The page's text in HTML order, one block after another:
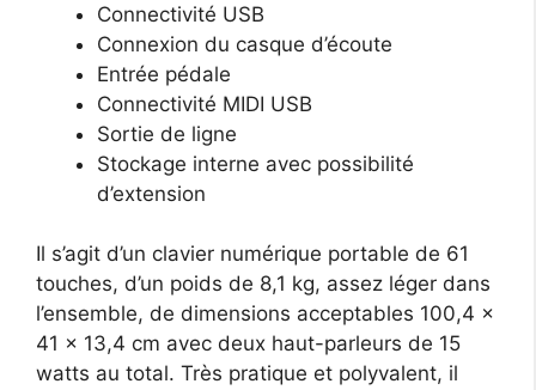
Connectivité USB
Connexion du casque d’écoute
Entrée pédale
Connectivité MIDI USB
Sortie de ligne
Stockage interne avec possibilité
d’extension
Il s’agit d’un clavier numérique portable de 61
touches, d’un poids de 8,1 kg, assez léger dans
l’ensemble, de dimensions acceptables 100,4 x
41 x 13,4 cm avec deux haut-parleurs de 15
watts au total. Très pratique et polyvalent, il